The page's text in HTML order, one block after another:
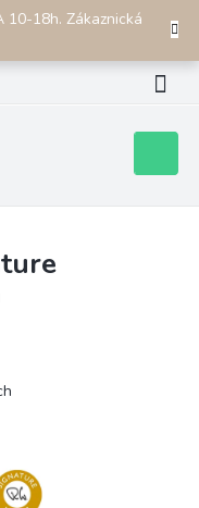
10-18h. Zákaznická
košík